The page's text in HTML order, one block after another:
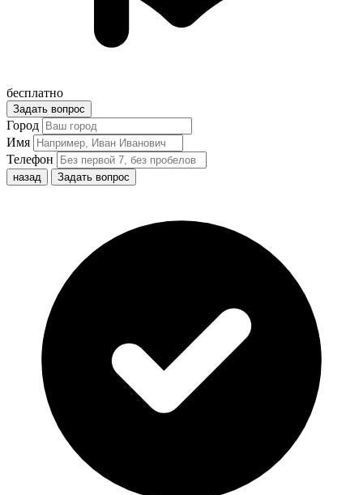
бесплатно
Задать вопрос
Город
Имя
Телефон
назад Задать вопрос